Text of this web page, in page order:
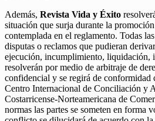
Además, Revista Vida y Éxito
situación que surja durante la
contemplada en el reglamento. Todas
disputas o reclamos que pudieran
ejecución, incumplimiento, liquidación,
resolverán por medio de arbitraje de
confidencial y se regirá de conformidad
Centro Internacional de Conciliación y
Costarricense-Norteamericana de
normas las partes se someten en forma